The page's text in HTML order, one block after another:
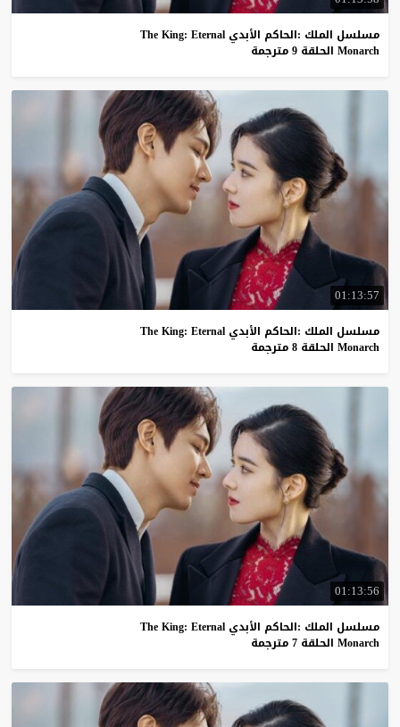
مسلسل الملك :الحاكم الأبدي The King: Eternal
Monarch الحلقة 9 مترجمة
01:13:57
مسلسل الملك :الحاكم الأبدي The King: Eternal
Monarch الحلقة 8 مترجمة
01:13:56
مسلسل الملك :الحاكم الأبدي The King: Eternal
Monarch الحلقة 7 مترجمة